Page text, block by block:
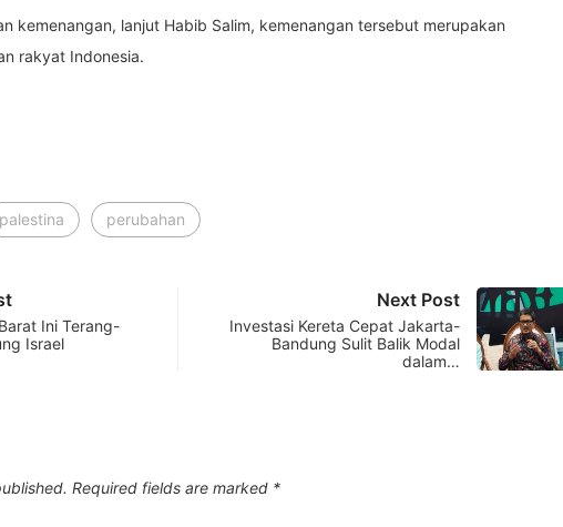
kemenangan, lanjut Habib Salim, kemenangan tersebut merupakan
rakyat Indonesia.
palestina perubahan
Ini Terang-
Israel
Next Post
Investasi Kereta Cepat Jakarta-
Bandung Sulit Balik Modal
dalam…
Required fields are marked *